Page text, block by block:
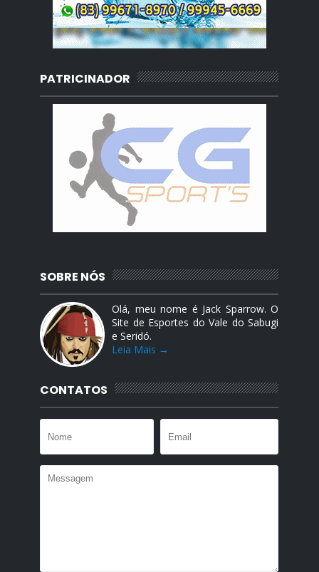
PATRICINADOR
SOBRE NÓS
Olá, meu nome é Jack Sparrow. O
Site de Esportes do Vale do Sabugi
e Seridó.
Leia Mais →
CONTATOS